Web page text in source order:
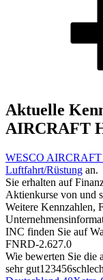
Aktuelle
AIRCRAFT
WESCO
Luftfahrt/Rüstung an.
Sie erhalten auf
Aktienkurse von und
Weitere Kennzahlen,
INC finden Sie auf
FNRD-2.627.0
Wie bewerten Sie die
sehr gut1 23456